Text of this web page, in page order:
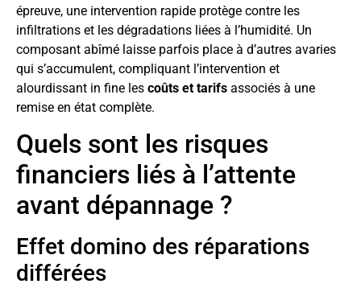
épreuve, une intervention rapide protège contre les
infiltrations et les dégradations liées à l’humidité. Un
composant abîmé laisse parfois place à d’autres avaries
qui s’accumulent, compliquant l’intervention et
alourdissant in fine les coûts et tarifs associés à une
remise en état complète.
Quels sont les risques
financiers liés à l’attente
avant dépannage ?
Effet domino des réparations
différées